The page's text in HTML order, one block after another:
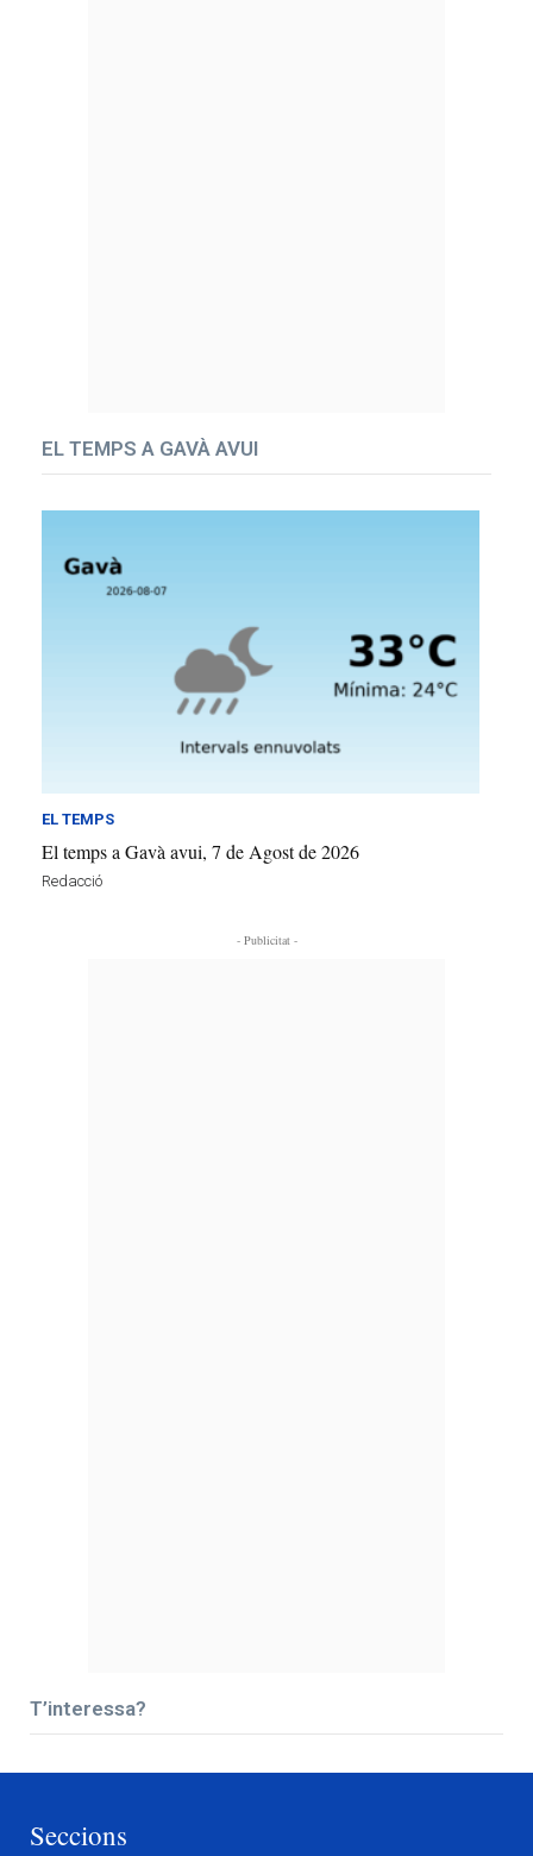
EL TEMPS A GAVÀ AVUI
EL TEMPS
El temps a Gavà avui, 7 de Agost de 2026
Redacció
- Publicitat -
T’interessa?
Seccions